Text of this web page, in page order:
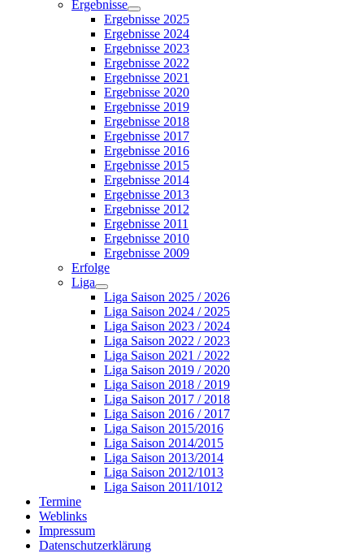
Ergebnisse
Ergebnisse 2025
Ergebnisse 2024
Ergebnisse 2023
Ergebnisse 2022
Ergebnisse 2021
Ergebnisse 2020
Ergebnisse 2019
Ergebnisse 2018
Ergebnisse 2017
Ergebnisse 2016
Ergebnisse 2015
Ergebnisse 2014
Ergebnisse 2013
Ergebnisse 2012
Ergebnisse 2011
Ergebnisse 2010
Ergebnisse 2009
Erfolge
Liga
Liga Saison 2025 / 2026
Liga Saison 2024 / 2025
Liga Saison 2023 / 2024
Liga Saison 2022 / 2023
Liga Saison 2021 / 2022
Liga Saison 2019 / 2020
Liga Saison 2018 / 2019
Liga Saison 2017 / 2018
Liga Saison 2016 / 2017
Liga Saison 2015/2016
Liga Saison 2014/2015
Liga Saison 2013/2014
Liga Saison 2012/1013
Liga Saison 2011/1012
Termine
Weblinks
Impressum
Datenschutzerklärung